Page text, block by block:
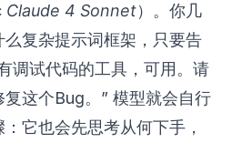
Claude 4 Sonnet）。你几
么复杂提示词框架，只要告
调试代码的工具，可用。请
这个Bug。” 模型就会自行
它也会先思考从何下手，